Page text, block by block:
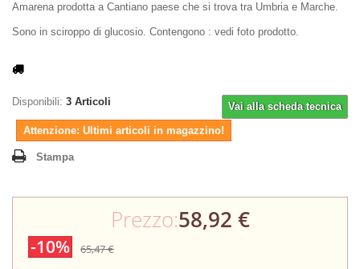
Amarena prodotta a Cantiano paese che si trova tra Umbria e Marche.
Sono in sciroppo di glucosio. Contengono : vedi foto prodotto.
Vai alla scheda tecnica
Disponibili: 3 Articoli
Attenzione: Ultimi articoli in magazzino!
Stampa
Prezzo:58,92 €
-10% 65,47 €